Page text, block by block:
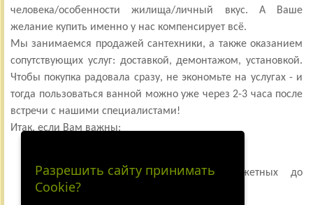
человека/особенности жилища/личный вкус. А Ваше
желание купить именно у нас компенсирует всё.
Мы занимаемся продажей сантехники, а также оказанием
сопутствующих услуг: доставкой, демонтажом, установкой.
Чтобы покупка радовала сразу, не экономьте на услугах - и
тогда пользоваться ванной можно уже через 2-3 часа после
встречи с нашими специалистами!
Итак, если Вам важны:
большой выбор (от польских бюджетных до
итальянских премиум-вариантов)
Разрешить сайту принимать
Cookie?